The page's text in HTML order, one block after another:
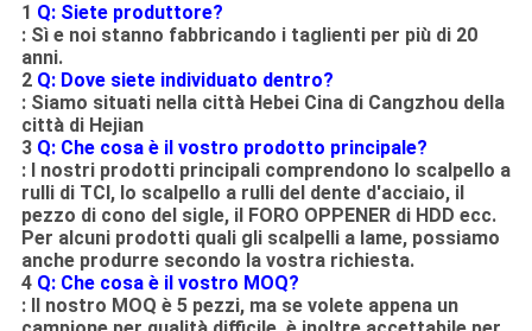
1 Q: Siete produttore?
: Sì e noi stanno fabbricando i taglienti per più di 20
anni.
2 Q: Dove siete individuato dentro?
: Siamo situati nella città Hebei Cina di Cangzhou della
città di Hejian
3 Q: Che cosa è il vostro prodotto principale?
: I nostri prodotti principali comprendono lo scalpello a
rulli di TCI, lo scalpello a rulli del dente d'acciaio, il
pezzo di cono del sigle, il FORO OPPENER di HDD ecc.
Per alcuni prodotti quali gli scalpelli a lame, possiamo
anche produrre secondo la vostra richiesta.
4 Q: Che cosa è il vostro MOQ?
: Il nostro MOQ è 5 pezzi, ma se volete appena un